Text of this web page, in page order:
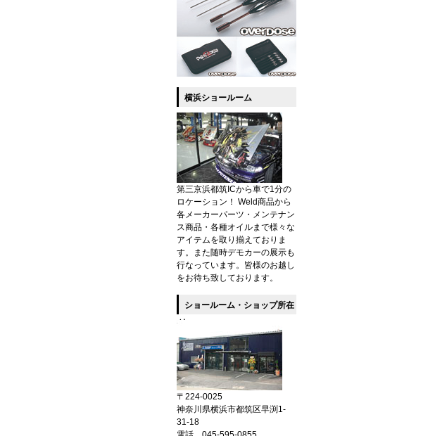
横浜ショールーム
第三京浜都筑ICから車で1分の
ロケーション！ Weld商品から
各メーカーパーツ・メンテナン
ス商品・各種オイルまで様々な
アイテムを取り揃えておりま
す。また随時デモカーの展示も
行なっています。皆様のお越し
をお待ち致しております。
ショールーム・ショップ所在
〒224-0025
神奈川県横浜市都筑区早渕1-
31-18